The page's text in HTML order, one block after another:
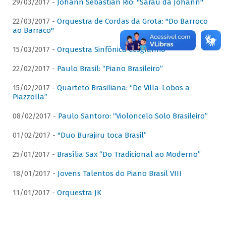
29/03/2017 - Johann Sebastian Rio: "Sarau da Johann"
22/03/2017 - Orquestra de Cordas da Grota: "Do Barroco
ao Barraco"
15/03/2017 - Orquestra Sinfônica Cesgranrio
22/02/2017 - Paulo Brasil: “Piano Brasileiro”
15/02/2017 - Quarteto Brasiliana: “De Villa-Lobos a
Piazzolla”
08/02/2017 - Paulo Santoro: “Violoncelo Solo Brasileiro”
01/02/2017 - "Duo Burajiru toca Brasil”
25/01/2017 - Brasília Sax “Do Tradicional ao Moderno”
18/01/2017 - Jovens Talentos do Piano Brasil VIII
11/01/2017 - Orquestra JK